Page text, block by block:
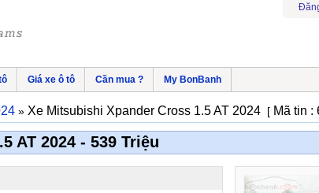
Giá xe ô tô Cần mua ? My BonBanh
» Xe Mitsubishi Xpander Cross 1.5 AT 2024 [ Mã tin :
AT 2024 - 539 Triệu